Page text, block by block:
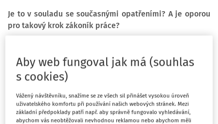
Je to v souladu se současnými opatřeními? A je oporou
pro takový krok zákoník práce?
Podle § 106 odst. 2 zákoníku práce má zaměstnanec právo
odmítnout výkon práce, o níž má důvodně za to, že
bezprostředně a závažným způsobem ohrožuje jeho život
nebo zdraví, popřípadě život nebo zdraví jiných fyzických
osob.
Aby web fungoval jak má (souhlas
s cookies)
Vážený návštěvníku, snažíme se ze všech sil přinášet vysokou úroveň
uživatelského komfortu při používání našich webových stránek. Mezi
základní předpoklady patří např. aby správně fungovalo vyhledávání,
abychom vás neobtěžovali nevhodnou reklamou nebo abychom měli